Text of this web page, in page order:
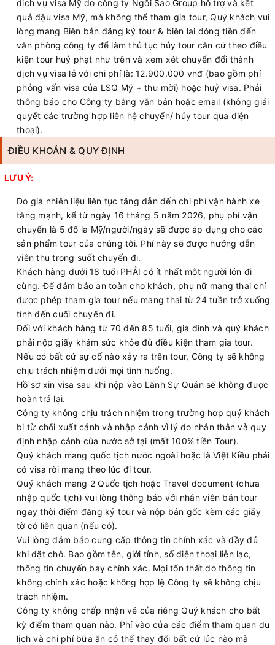
dịch vụ visa Mỹ do công ty Ngôi Sao Group hỗ trợ và kết
quả đậu visa Mỹ, mà không thể tham gia tour, Quý khách vui
lòng mang Biên bản đăng ký tour & biên lai đóng tiền đến
văn phòng công ty để làm thủ tục hủy tour căn cứ theo điều
kiện tour huỷ phạt như trên và xem xét chuyển đổi thành
dịch vụ visa lẻ với chi phí là: 12.900.000 vnđ (bao gồm phí
phỏng vấn visa của LSQ Mỹ + thư mời) hoặc huỷ visa. Phải
thông báo cho Công ty bằng văn bản hoặc email (không giải
quyết các trường hợp liên hệ chuyển/ hủy tour qua điện
thoại).
ĐIỀU KHOẢN & QUY ĐỊNH
LƯU Ý:
Do giá nhiên liệu liên tục tăng dẫn đến chi phí vận hành xe
tăng mạnh, kể từ ngày 16 tháng 5 năm 2026, phụ phí vận
chuyển là 5 đô la Mỹ/người/ngày sẽ được áp dụng cho các
sản phẩm tour của chúng tôi. Phí này sẽ được hướng dẫn
viên thu trong suốt chuyến đi.
Khách hàng dưới 18 tuổi PHẢI có ít nhất một người lớn đi
cùng. Để đảm bảo an toàn cho khách, phụ nữ mang thai chỉ
được phép tham gia tour nếu mang thai từ 24 tuần trở xuống
tính đến cuối chuyến đi.
Đối với khách hàng từ 70 đến 85 tuổi, gia đình và quý khách
phải nộp giấy khám sức khỏe đủ điều kiện tham gia tour.
Nếu có bất cứ sự cố nào xảy ra trên tour, Công ty sẽ không
chịu trách nhiệm dưới mọi tình huống.
Hồ sơ xin visa sau khi nộp vào Lãnh Sự Quán sẽ không được
hoàn trả lại.
Công ty không chịu trách nhiệm trong trường hợp quý khách
bị từ chối xuất cảnh và nhập cảnh vì lý do nhân thân và quy
định nhập cảnh của nước sở tại (mất 100% tiền Tour).
Quý khách mang quốc tịch nước ngoài hoặc là Việt Kiều phải
có visa rời mang theo lúc đi tour.
Quý khách mang 2 Quốc tịch hoặc Travel document (chưa
nhập quốc tịch) vui lòng thông báo với nhân viên bán tour
ngay thời điểm đăng ký tour và nộp bản gốc kèm các giấy
tờ có liên quan (nếu có).
Vui lòng đảm bảo cung cấp thông tin chính xác và đầy đủ
khi đặt chỗ. Bao gồm tên, giới tính, số điện thoại liên lạc,
thông tin chuyến bay chính xác. Mọi tổn thất do thông tin
không chính xác hoặc không hợp lệ Công ty sẽ không chịu
trách nhiệm.
Công ty không chấp nhận vé của riêng Quý khách cho bất
kỳ điểm tham quan nào. Phí vào cửa các điểm tham quan du
lịch và chi phí bữa ăn có thể thay đổi bất cứ lúc nào mà